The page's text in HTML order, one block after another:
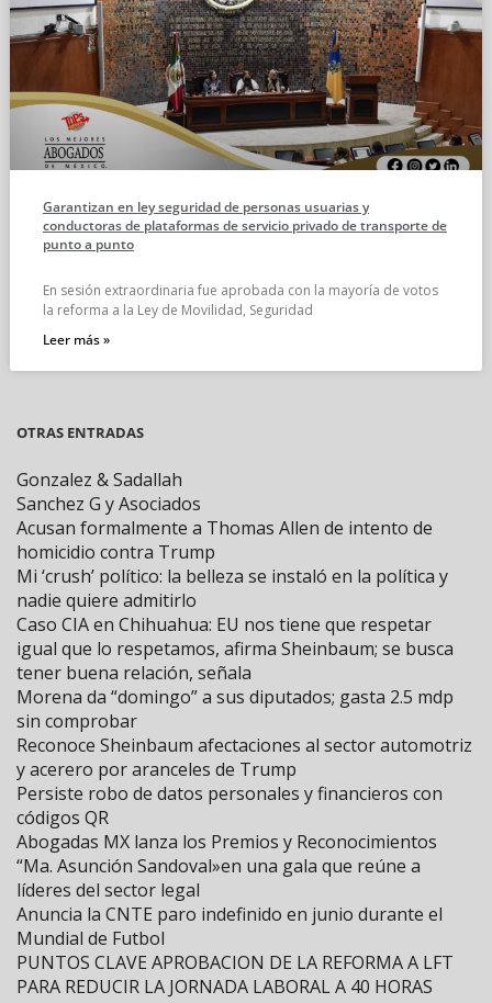
Garantizan en ley seguridad de personas usuarias y
conductoras de plataformas de servicio privado de transporte de
punto a punto
En sesión extraordinaria fue aprobada con la mayoría de votos
la reforma a la Ley de Movilidad, Seguridad
Leer más »
OTRAS ENTRADAS
Gonzalez & Sadallah
Sanchez G y Asociados
Acusan formalmente a Thomas Allen de intento de
homicidio contra Trump
Mi ‘crush’ político: la belleza se instaló en la política y
nadie quiere admitirlo
Caso CIA en Chihuahua: EU nos tiene que respetar
igual que lo respetamos, afirma Sheinbaum; se busca
tener buena relación, señala
Morena da “domingo” a sus diputados; gasta 2.5 mdp
sin comprobar
Reconoce Sheinbaum afectaciones al sector automotriz
y acerero por aranceles de Trump
Persiste robo de datos personales y financieros con
códigos QR
Abogadas MX lanza los Premios y Reconocimientos
“Ma. Asunción Sandoval»en una gala que reúne a
líderes del sector legal
Anuncia la CNTE paro indefinido en junio durante el
Mundial de Futbol
PUNTOS CLAVE APROBACION DE LA REFORMA A LFT
PARA REDUCIR LA JORNADA LABORAL A 40 HORAS